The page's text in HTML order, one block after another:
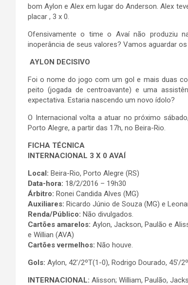
bom Aylon e Alex em lugar do Anderson. Alex
placar , 3 x 0.
Ofensivamente o time o Avaí não produziu
inoperância de seus valores? Vamos aguardar
AYLON DECISIVO
Foi o nome do jogo com um gol e mais duas
peito (jogada de centroavante) e uma
expectativa. Estaria nascendo um novo ídolo?
O Internacional volta a atuar no próximo
Porto Alegre, a partir das 17h, no Beira-Rio.
FICHA TÉCNICA
INTERNACIONAL 3 X 0 AVAÍ
Local: Beira-Rio, Porto Alegre (RS)
Data-hora: 18/2/2016 – 19h30
Árbitro: Ronei Candida Alves (MG)
Auxiliares: Ricardo Júnio de Souza (MG) e
Renda/Público: Não divulgados.
Cartões amarelos: Aylon, Jackson, Paulão e
e Willian (AVA)
Cartões vermelhos: Não houve.
Gols: Aylon, 42’/2ºT(1-0), Rodrigo Dourado, 45’/
INTERNACIONAL: Alisson; William, Paulão,